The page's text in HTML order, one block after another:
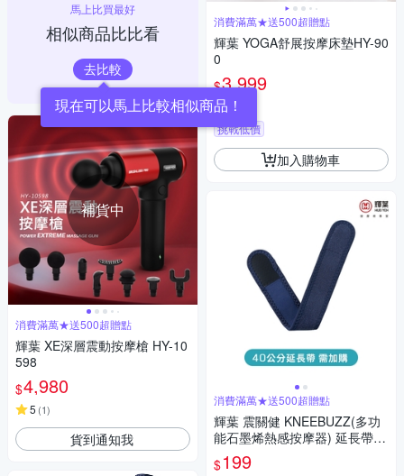
馬上比買最好
相似商品比比看
去比較
現在可以馬上比較相似商品！
補貨中
消費滿萬★送500超贈點
輝葉 XE深層震動按摩槍 HY-10
598
$4,980
5 (1)
貨到通知我
消費滿萬★送500超贈點
輝葉 YOGA舒展按摩床墊HY-90
0
$3,999
挑戰低價
加入購物車
消費滿萬★送500超贈點
輝葉 震關健 KNEEBUZZ(多功
能石墨烯熱感按摩器) 延長帶-H
Y-762-BU-001
$199